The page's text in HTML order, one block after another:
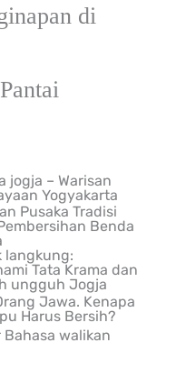
di
jogja – Warisan
Yogyakarta
Pusaka Tradisi
Benda
langkung:
Tata Krama dan
ungguh Jogja
Jawa. Kenapa
Harus Bersih?
Bahasa walikan